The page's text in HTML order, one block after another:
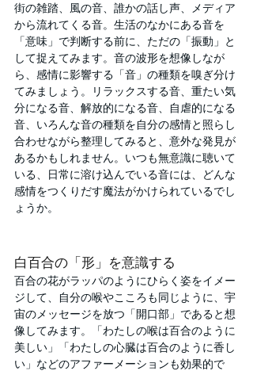
街の雑踏、風の音、誰かの話し声、メディア
から流れてくる音。生活のなかにある音を
「意味」で判断する前に、ただの「振動」と
して捉えてみます。音の波形を想像しなが
ら、感情に影響する「音」の種類を嗅ぎ分け
てみましょう。リラックスする音、重たい気
分になる音、解放的になる音、自虐的になる
音、いろんな音の種類を自分の感情と照らし
合わせながら整理してみると、意外な発見が
あるかもしれません。いつも無意識に聴いて
いる、日常に溶け込んでいる音には、どんな
感情をつくりだす魔法がかけられているでし
ょうか。
白百合の「形」を意識する
百合の花がラッパのようにひらく姿をイメー
ジして、自分の喉やこころも同じように、宇
宙のメッセージを放つ「開口部」であると想
像してみます。「わたしの喉は百合のように
美しい」「わたしの心臓は百合のように香し
い」などのアファーメーションも効果的で